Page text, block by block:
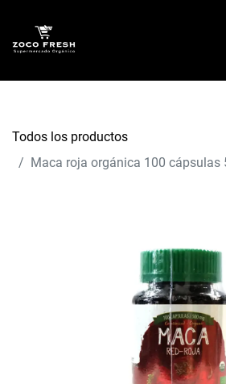
Todos los productos
Maca roja orgánica 100 cápsulas